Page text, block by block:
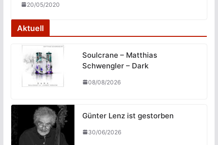
20/05/2020
Aktuell
Soulcrane – Matthias
Schwengler – Dark
08/08/2026
Günter Lenz ist gestorben
30/06/2026